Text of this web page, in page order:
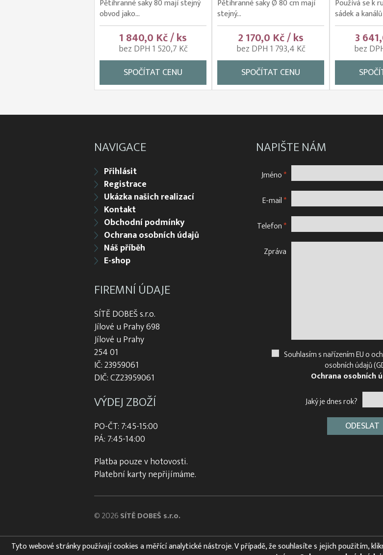
Pětihranné saky 80 mají stejný
obvod jako...
1 840,0 Kč / ks
bez DPH 1 520,7 Kč
SPOČÍTAT CENU
Pětihranné saky Ø 80 cm mají
stejný...
2 170,0 Kč / ks
bez DPH 1 793,4 Kč
SPOČÍTAT CENU
Používá se k
sádek a
3
bez
NAVIGACE
Přihlásit
Registrace
Ukázka našich realizací
Kontakt
Obchodní podmínky
Ochrana osobních údajů
Náš příběh
E-shop
FIREMNÍ ÚDAJE
SÍTĚ DOBEŠ s.r.o.
Jílové u Prahy 698
Jílové u Prahy
254 01
IČ: 23959061
DIČ: CZ23959061
VÝDEJ ZBOŽÍ
PO-ČT: 7:45-15:00
PÁ: 7:45-14:00
Platba pouze v hotovosti.
Platební karty nepřijímáme.
NAPIŠTE NÁM
Jméno*
E-mail*
Telefon*
Zpráva
Souhlasím s nařízením EU o
osobních údajů
Ochrana osobních
Jaký je dnes rok?
© 2026SÍTĚ DOBEŠ s.r.o.
Tyto webové stránky používají cookies a měřící analytické nástroje. V případě, že souhlasíte s jejich použitím,